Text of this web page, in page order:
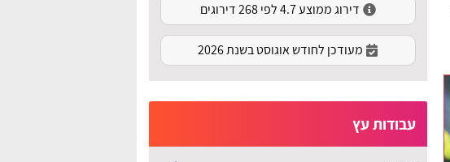
דירוג ממוצע 4.7 לפי 268 דירוגים
מעודכן לחודש אוגוסט בשנת 2026
עבודות עץ